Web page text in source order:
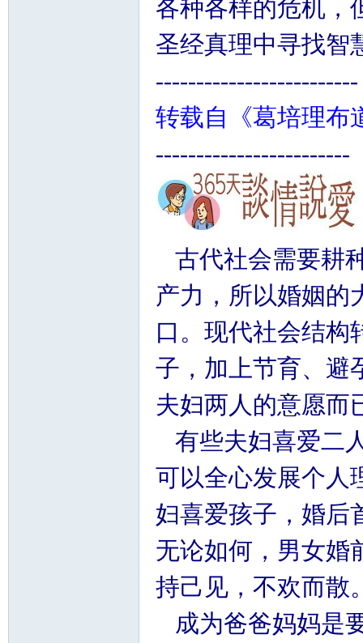
各种各样的危机，
圣经真理中寻找智
-------------------------
转载自《葛培理布
------------------------
古代社会需要耕
产力，所以婚姻的
口。现代社会结构
子，加上节育、避
夫妇两人的意愿而
有些夫妇喜爱二
可以全心发展个人
妇喜爱孩子，婚后
无论如何，男女婚
持己见，不欢而散
成为爸爸妈妈是